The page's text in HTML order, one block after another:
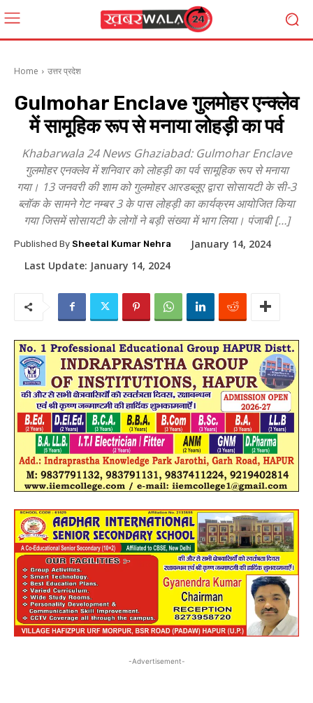
Home उत्तर प्रदेश
Gulmohar Enclave गुलमोहर एन्क्लेव
में सामूहिक रूप से मनाया लोहड़ी का पर्व
Khabarwala 24 News Ghaziabad: Gulmohar Enclave
गुलमोहर एनक्लेव में शनिवार को लोहड़ी का पर्व सामूहिक रूप से मनाया
गया। 13 जनवरी की शाम को गुलमोहर आरडब्लूए द्वारा सोसायटी के सी-3
ब्लॉक के सामने गेट नम्बर 3 के पास लोहड़ी का कार्यक्रम आयोजित किया
गया जिसमें सोसायटी के लोगों ने बड़ी संख्या में भाग लिया। पंजाबी […]
Published By Sheetal Kumar Nehra
January 14, 2024
Last Update: January 14, 2024
-Advertisement-